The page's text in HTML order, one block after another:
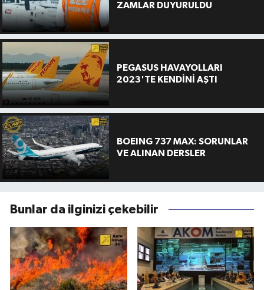
ZAMLAR DUYURULDU
PEGASUS HAVAYOLLARI
2023'TE KENDİNİ AŞTI
BOEING 737 MAX: SORUNLAR
VE ALINAN DERSLER
Bunlar da ilginizi çekebilir